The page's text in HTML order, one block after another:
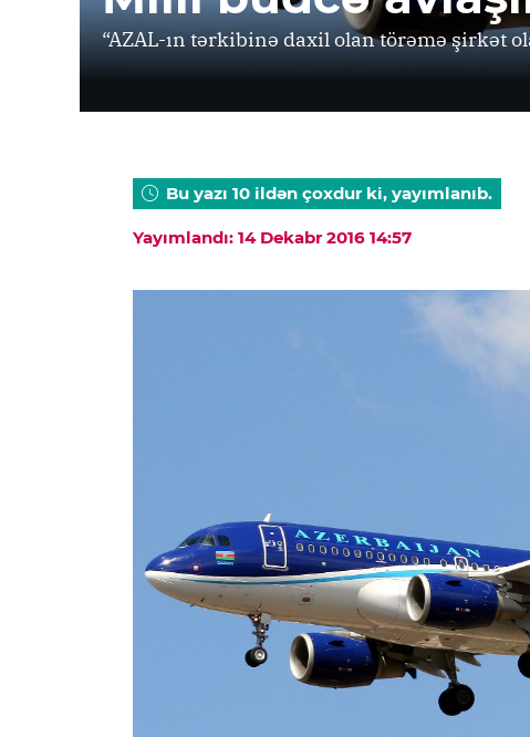
“AZAL-ın tərkibinə daxil olan törəmə şirkət
Bu yazı 10 ildən çoxdur ki, yayımlanıb.
Yayımlandı: 14 Dekabr 2016 14:57